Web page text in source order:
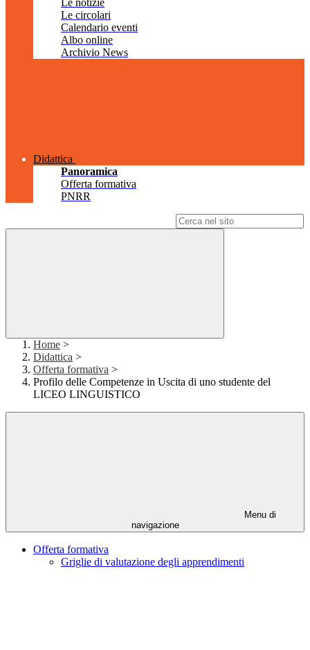
Le notizie
Le circolari
Calendario eventi
Albo online
Archivio News
Didattica
Panoramica
Offerta formativa
PNRR
Home >
Didattica >
Offerta formativa >
Profilo delle Competenze in Uscita di uno studente del
LICEO LINGUISTICO
Menu di
navigazione
Offerta formativa
Griglie di valutazione degli apprendimenti